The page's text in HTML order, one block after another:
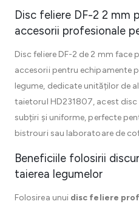
Disc feliere DF-2 2 mm
accesorii profesionale
Disc feliere DF-2 de 2 mm face
accesorii pentru echipamente
legume, dedicate unităților de
taietorul HD231807, acest
subțiri și uniforme, perfecte
bistrouri sau laboratoare de
Beneficiile folosirii
taierea legumelor
Folosirea unui disc feliere